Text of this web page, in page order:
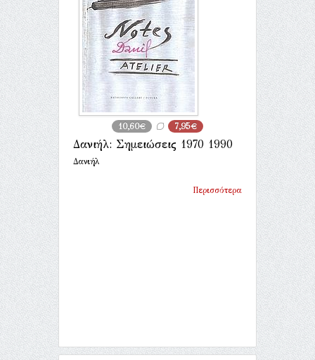
10,60€ 7,95€
Δανιήλ: Σημειώσεις 1970 1990
Δανιήλ
Περισσότερα